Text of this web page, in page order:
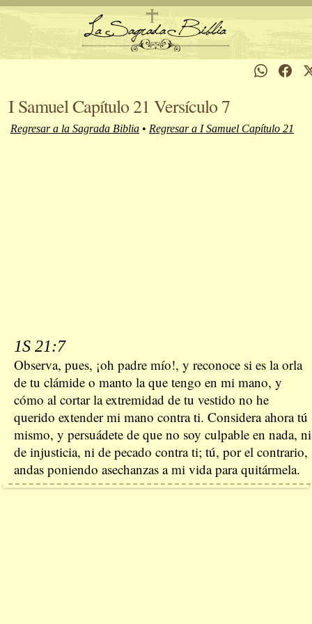
I Samuel Capítulo 21 Versículo 7
Regresar a la Sagrada Biblia • Regresar a I Samuel Capítulo 21
1S 21:7
Observa, pues, ¡oh padre mío!, y reconoce si es la orla
de tu clámide o manto la que tengo en mi mano, y
cómo al cortar la extremidad de tu vestido no he
querido extender mi mano contra ti. Considera ahora tú
mismo, y persuádete de que no soy culpable en nada, ni
de injusticia, ni de pecado contra ti; tú, por el contrario,
andas poniendo asechanzas a mi vida para quitármela.